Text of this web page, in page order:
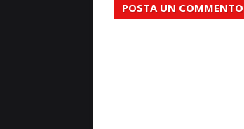
POSTA UN COMMENTO